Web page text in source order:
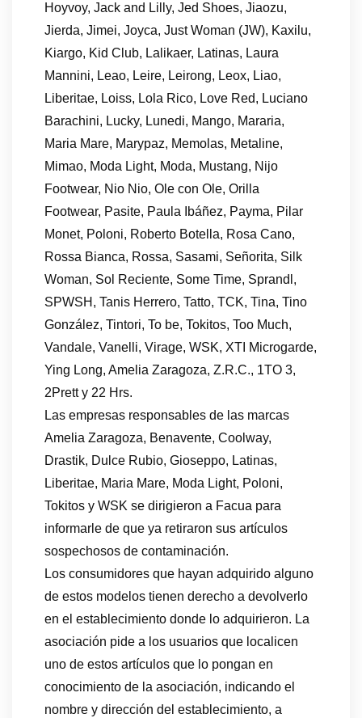
Hoyvoy, Jack and Lilly, Jed Shoes, Jiaozu,
Jierda, Jimei, Joyca, Just Woman (JW), Kaxilu,
Kiargo, Kid Club, Lalikaer, Latinas, Laura
Mannini, Leao, Leire, Leirong, Leox, Liao,
Liberitae, Loiss, Lola Rico, Love Red, Luciano
Barachini, Lucky, Lunedi, Mango, Mararia,
Maria Mare, Marypaz, Memolas, Metaline,
Mimao, Moda Light, Moda, Mustang, Nijo
Footwear, Nio Nio, Ole con Ole, Orilla
Footwear, Pasite, Paula Ibáñez, Payma, Pilar
Monet, Poloni, Roberto Botella, Rosa Cano,
Rossa Bianca, Rossa, Sasami, Señorita, Silk
Woman, Sol Reciente, Some Time, Sprandl,
SPWSH, Tanis Herrero, Tatto, TCK, Tina, Tino
González, Tintori, To be, Tokitos, Too Much,
Vandale, Vanelli, Virage, WSK, XTI Microgarde,
Ying Long, Amelia Zaragoza, Z.R.C., 1TO 3,
2Prett y 22 Hrs.
Las empresas responsables de las marcas
Amelia Zaragoza, Benavente, Coolway,
Drastik, Dulce Rubio, Gioseppo, Latinas,
Liberitae, Maria Mare, Moda Light, Poloni,
Tokitos y WSK se dirigieron a Facua para
informarle de que ya retiraron sus artículos
sospechosos de contaminación.
Los consumidores que hayan adquirido alguno
de estos modelos tienen derecho a devolverlo
en el establecimiento donde lo adquirieron. La
asociación pide a los usuarios que localicen
uno de estos artículos que lo pongan en
conocimiento de la asociación, indicando el
nombre y dirección del establecimiento, a